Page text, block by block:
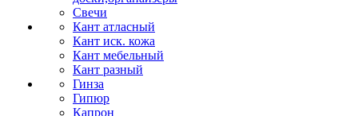
Свечи
Кант атласный
Кант иск. кожа
Кант мебельный
Кант разный
Гинза
Гипюр
Капрон